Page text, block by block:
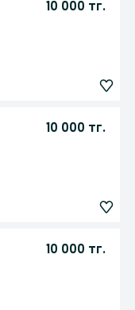
10 000 тг.
10 000 тг.
10 000 тг.